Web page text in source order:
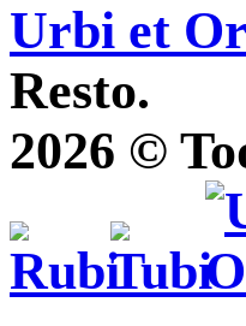
Urbi et
Resto.
2026 ©